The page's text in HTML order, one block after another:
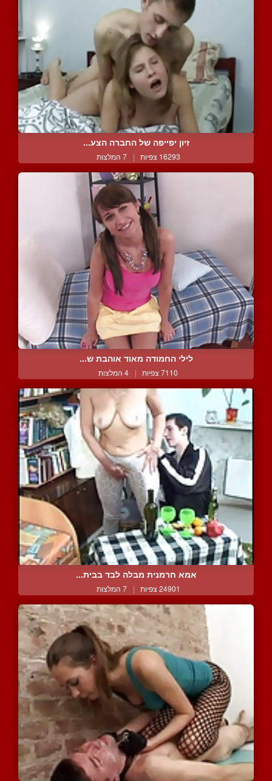
זיון יפייפה של החברה הצע...
16293 צפיות | 7 המלצות
לילי החמודה מאוד אוהבת ש...
7110 צפיות | 4 המלצות
אמא חרמנית מבלה לבד בבית...
24901 צפיות | 7 המלצות